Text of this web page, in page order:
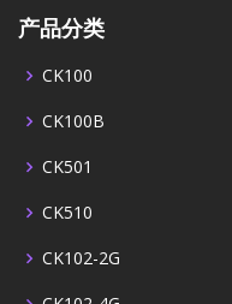
产品分类
CK100
CK100B
CK501
CK510
CK102-2G